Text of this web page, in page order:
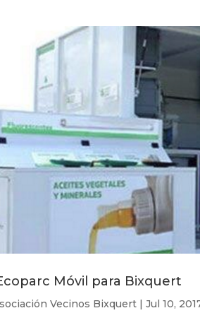
Móvil para Bixquert
Vecinos Bixquert |Jul 10,